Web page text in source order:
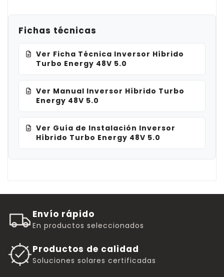
Fichas técnicas
Ver Ficha Técnica Inversor Híbrido
Turbo Energy 48V 5.0
Ver Manual Inversor Híbrido Turbo
Energy 48V 5.0
Ver Guía de Instalación Inversor
Híbrido Turbo Energy 48V 5.0
Envío rápido
En productos seleccionados
Productos de calidad
Soluciones solares certificadas